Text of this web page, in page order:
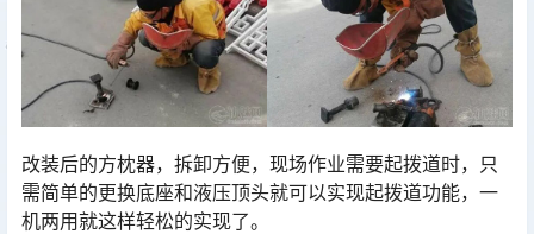
改装后的方枕器，拆卸方便，现场作业需要起拨道时，只
需简单的更换底座和液压顶头就可以实现起拨道功能，一
机两用就这样轻松的实现了。